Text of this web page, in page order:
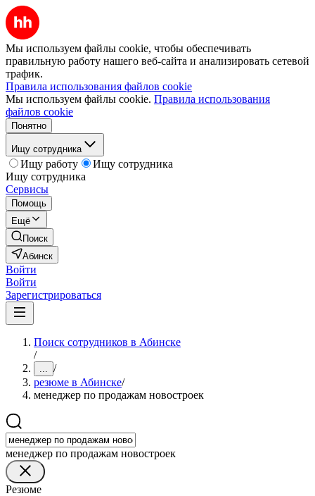
Мы используем файлы cookie, чтобы обеспечивать
правильную работу нашего веб-сайта и анализировать сетевой
трафик.
Правила использования файлов cookie
Мы используем файлы cookie. Правила использования
файлов cookie
Понятно
Ищу сотрудника
Ищу работу
Ищу сотрудника
Ищу сотрудника
Сервисы
Помощь
Ещё
Поиск
Абинск
Войти
Войти
Зарегистрироваться
Поиск сотрудников в Абинске
/
... /
резюме в Абинске/
менеджер по продажам новостроек
менеджер по продажам новостроек
Резюме